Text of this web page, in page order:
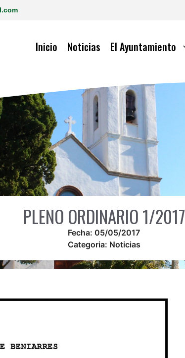
Inicio Noticias El Ayuntamiento
PLENO ORDINARIO 1/2017
Fecha: 05/05/2017
Categoria: Noticias